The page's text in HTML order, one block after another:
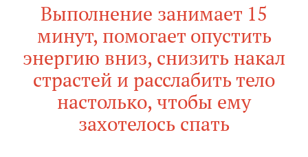
Выполнение занимает 15
минут, помогает опустить
энергию вниз, снизить накал
страстей и расслабить тело
настолько, чтобы ему
захотелось спать